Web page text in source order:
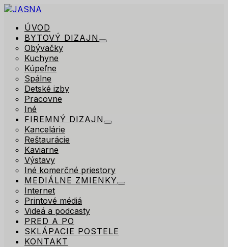
ÚVOD
BYTOVÝ DIZAJN
Obývačky
Kuchyne
Kúpeľne
Spálne
Detské izby
Pracovne
Iné
FIREMNÝ DIZAJN
Kancelárie
Reštaurácie
Kaviarne
Výstavy
Iné komerčné priestory
MEDIÁLNE ZMIENKY
Internet
Printové médiá
Videá a podcasty
PRED A PO
SKLÁPACIE POSTELE
KONTAKT